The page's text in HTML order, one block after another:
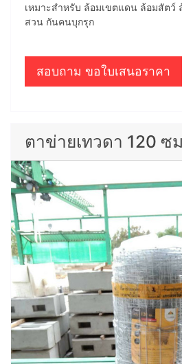
เหมาะสำหรับ ล้อมเขตแดน ล้อมสัตว์
สวน กันคนบุกรุก
สอบถาม ขอใบเสนอราคา
ตาข่ายเทวดา 120 ซ